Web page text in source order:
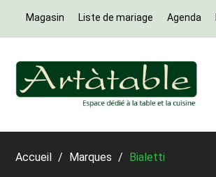
Magasin Liste de mariage Agenda
Accueil Marques Bialetti